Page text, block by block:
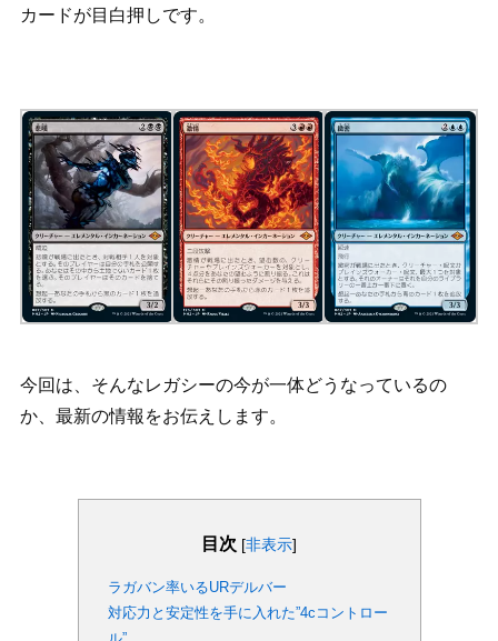
カードが目白押しです。
今回は、そんなレガシーの今が一体どうなっているの
か、最新の情報をお伝えします。
目次 [非表示]
ラガバン率いるURデルバー
対応力と安定性を手に入れた”4cコントロー